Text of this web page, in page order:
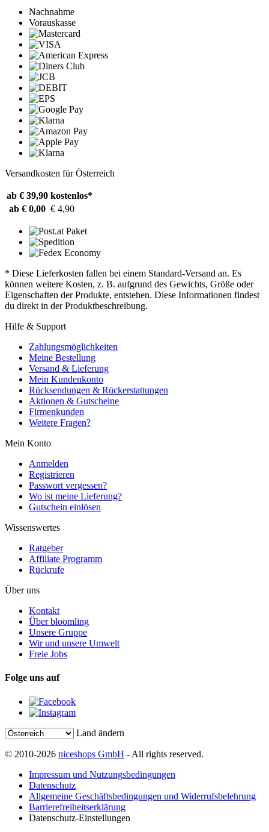
Nachnahme
Vorauskasse
Versandkosten für Österreich
ab € 39,90 kostenlos*
ab € 0,00 € 4,90
* Diese Lieferkosten fallen bei einem Standard-Versand an. Es
können weitere Kosten, z. B. aufgrund des Gewichts, Größe oder
Eigenschaften der Produkte, entstehen. Diese Informationen findest
du direkt in der Produktbeschreibung.
Hilfe & Support
Zahlungsmöglichkeiten
Meine Bestellung
Versand & Lieferung
Mein Kundenkonto
Rücksendungen & Rückerstattungen
Aktionen & Gutscheine
Firmenkunden
Weitere Fragen?
Mein Konto
Anmelden
Registrieren
Passwort vergessen?
Wo ist meine Lieferung?
Gutschein einlösen
Wissenswertes
Ratgeber
Affiliate Programm
Rückrufe
Über uns
Kontakt
Über bloomling
Unsere Gruppe
Wir und unsere Umwelt
Freie Jobs
Folge uns auf
Land ändern
© 2010-2026 niceshops GmbH - All rights reserved.
Impressum und Nutzungsbedingungen
Datenschutz
Allgemeine Geschäftsbedingungen und Widerrufsbelehrung
Barrierefreiheitserklärung
Datenschutz-Einstellungen